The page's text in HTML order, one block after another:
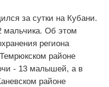
за сутки на Кубани.
мальчика. Об этом
региона
районе
- 13 малышей, а в
районе